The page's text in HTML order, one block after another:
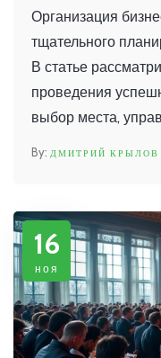
Организация
тщательного
В статье
проведения
выбор места,
нужд аудитории и
инструментов –
ДМИТРИЙ КРЫЛОВ
16
ноя